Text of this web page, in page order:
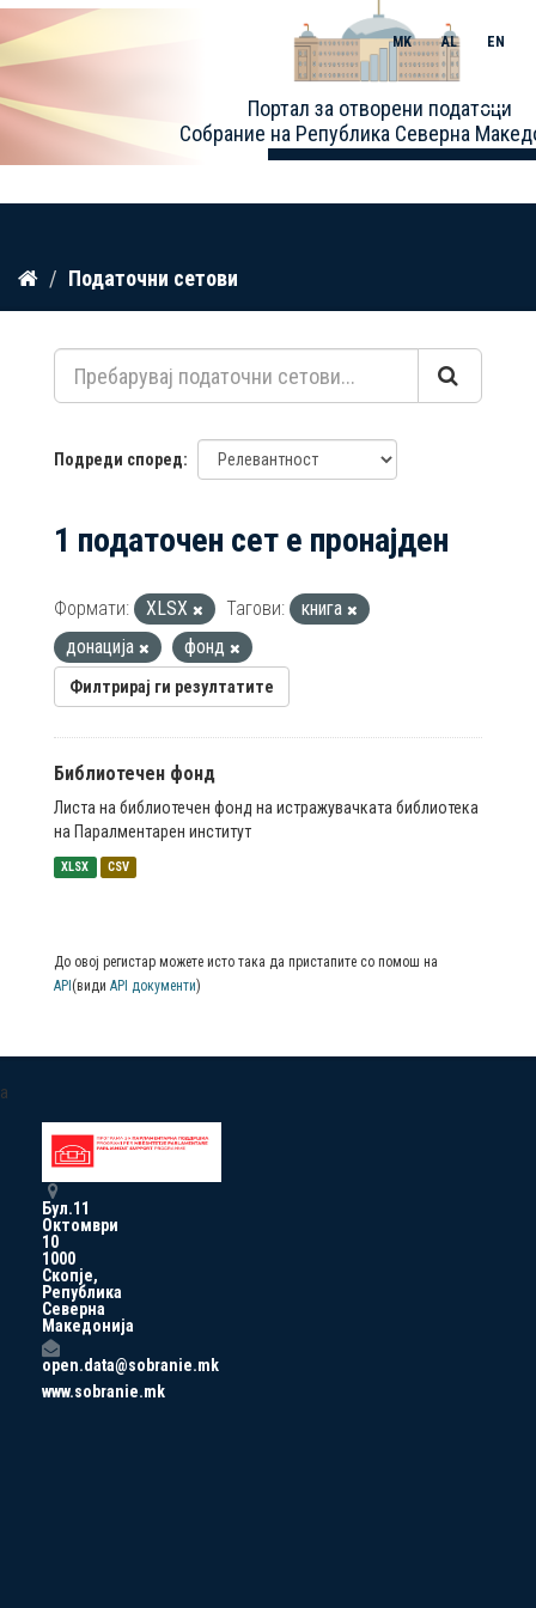
Прескокнете
содржина
Портал за отворени податоци
Собрание на Република Северна
MK AL EN
Toggle
Податочни сетови
Подреди според
1 податочен сет е пронајден
Формати: XLSX Тагови:
книга
донација
фонд
Филтрирај ги резултатите
Библиотечен фонд
Листа на библиотечен фонд на истражувачката библиотека
на Паралментарен институт
XLSX CSV
До овој регистар можете исто така да пристапите со помош на
API (види API документи)
a
Бул.11
Октомври
10
1000
Скопје,
Република
Северна
Македонија
open.data@sobranie.mk
www.sobranie.mk